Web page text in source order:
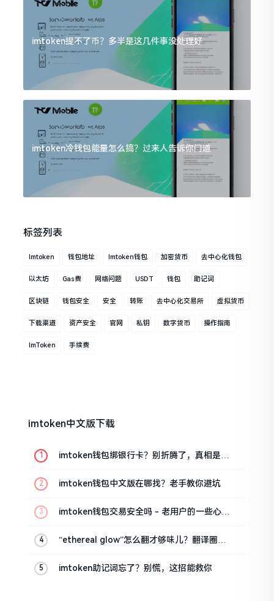
imtoken提不了币？多半是这几件事没处理好
imtoken冷钱包能量怎么搞？过来人告诉你门道
标签列表
Imtoken 钱包地址 Imtoken钱包 加密货币 去中心化钱包
以太坊 Gas费 网络问题 USDT 钱包 助记词
区块链 钱包安全 安全 转账 去中心化交易所 虚拟货币
下载渠道 资产安全 官网 私钥 数字货币 操作指南
ImToken 手续费
imtoken中文版下载
imtoken钱包绑银行卡？别折腾了，真相是这
imtoken钱包中文版在哪找？老手教你避坑
imtoken钱包交易安全吗 - 老用户的一些心里
“ethereal glow”怎么翻才够味儿？翻译圈老
imtoken助记词忘了？别慌，这招能救你